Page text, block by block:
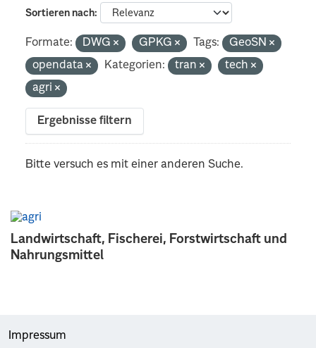
Landwirtschaft, Fischerei, Forstwirtschaft und
Nahrungsmittel
Sortieren nach
Formate: DWG GPKG Tags:
GeoSN
opendata
Kategorien: tran
tech
agri
Ergebnisse filtern
Bitte versuch es mit einer anderen Suche.
Impressum